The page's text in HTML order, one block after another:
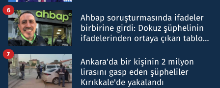
Ahbap soruşturmasında ifadeler
birbirine girdi: Dokuz şüphelinin
ifadelerinden ortaya çıkan tablo
6
Ankara'da bir kişinin 2 milyon
lirasını gasp eden şüpheliler
Kırıkkale'de yakalandı
7